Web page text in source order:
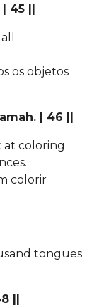
45 ||
os objetos
| 46 ||
at coloring
colorir
tongues
||